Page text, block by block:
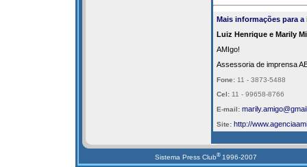
Mais informações para a
Luiz Henrique e Marily
AMIgo!
Assessoria de imprensa
Fone: 11 - 3873-5488
Cel:11 - 99658-8766
E-mail:
Site: http://
Sistema Press Club® 1996-2007